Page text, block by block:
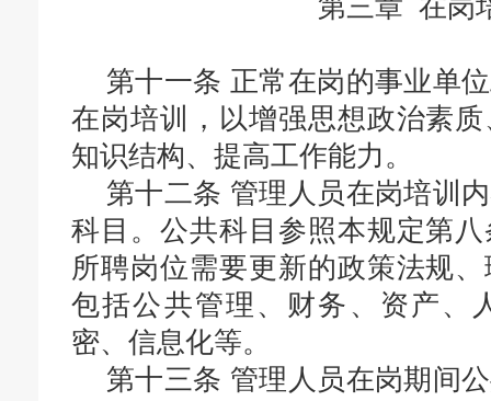
第三章 在岗
第十一条 正常在岗的事业单
在岗培训，以增强思想政治素
知识结构、提高工作能力。
第十二条 管理人员在岗培训
科目。公共科目参照本规定第
所聘岗位需要更新的政策法规
包括公共管理、财务、资产、
密、信息化等。
第十三条 管理人员在岗期间